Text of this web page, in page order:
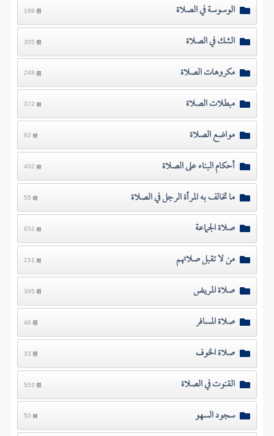
الوسوسة في الصلاة 189
الشك في الصلاة 305
مكروهات الصلاة 248
مبطلات الصلاة 372
مواضع الصلاة 92
أحكام البناء على الصلاة 402
ما تخالف به المرأة الرجل في الصلاة 55
صلاة الجماعة 652
من لا تقبل صلاتهم 151
صلاة المريض 395
صلاة المسافر 46
صلاة الخوف 33
القنوت في الصلاة 553
سجود السهو 50